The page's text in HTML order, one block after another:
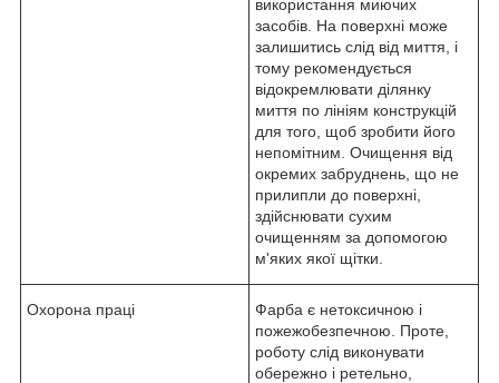
використання миючих
засобів. На поверхні може
залишитись слід від миття, і
тому рекомендується
відокремлювати ділянку
миття по лініям конструкцій
для того, щоб зробити його
непомітним. Очищення від
окремих забруднень, що не
прилипли до поверхні,
здійснювати сухим
очищенням за допомогою
м'яких якої щітки.
Охорона праці
Фарба є нетоксичною і
пожежобезпечною. Проте,
роботу слід виконувати
обережно і ретельно,